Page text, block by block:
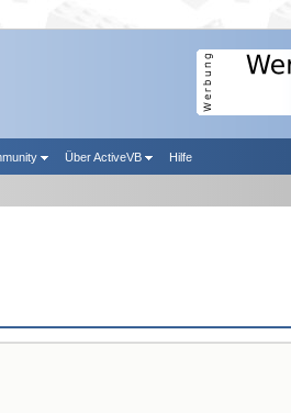
Über ActiveVB Hilfe